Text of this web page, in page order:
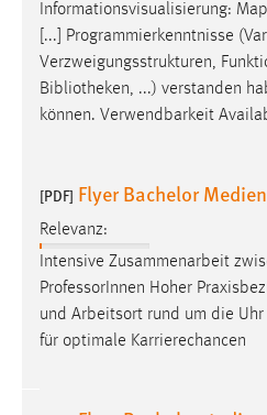
Informationsvisualisierung:
[...] Programmierkenntnisse
Verzweigungsstrukturen,
Bibliotheken, ...) verstanden
können. Verwendbarkeit
[PDF] Flyer Bachelor
Relevanz:
Intensive Zusammenarbeit
ProfessorInnen Hoher
und Arbeitsort rund um die
für optimale Karrierechancen
Zweck:
Dieser Cookie ist notwendig
einloggen zu können.
Cookie Laufzeit:
STATISTIK
Statistik Cookies erfassen
Diese Informationen helfen
unsere Besucher unsere